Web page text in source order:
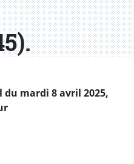
du mardi 8 avril 2025,